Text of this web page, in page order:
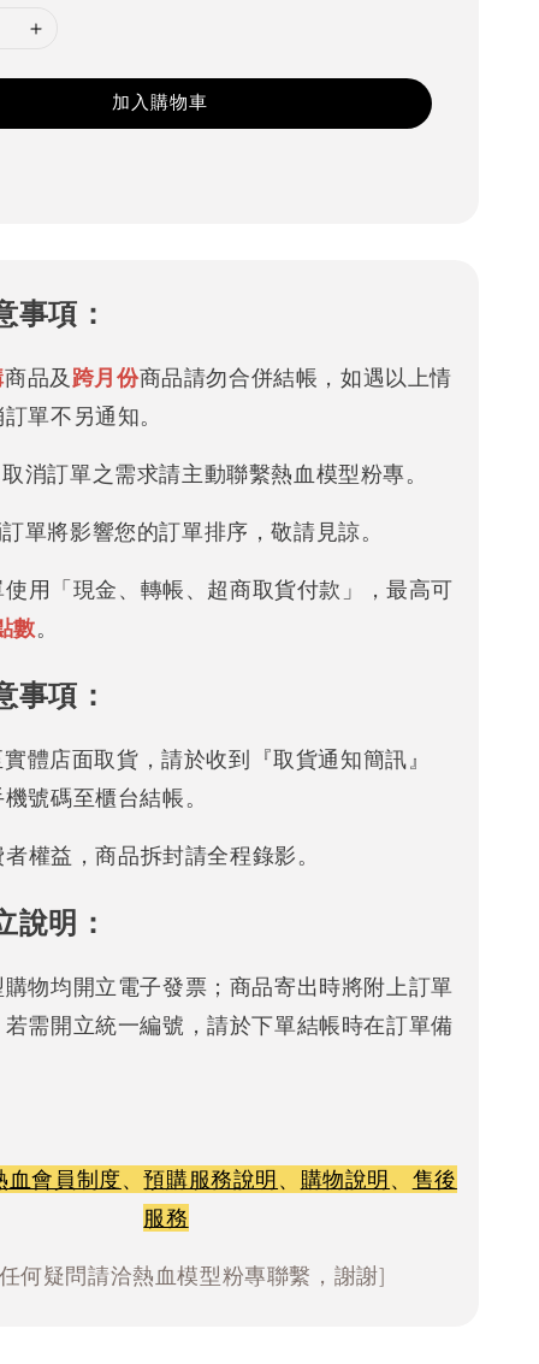
加入購物車
事項：
商品及 跨月份商品請勿合併結帳，如遇以上情
單不另通知。
消訂單之需求請主動聯繫熱血模型粉專。
單將影響您的訂單排序，敬請見諒。
用「現金、轉帳、超商取貨付款」，最高可
數。
事項：
體店面取貨，請於收到『取貨通知簡訊』
號碼至櫃台結帳。
權益，商品拆封請全程錄影。
說明：
物均開立電子發票；商品寄出時將附上訂單
需開立統一編號，請於下單結帳時在訂單備
血會員制度、預購服務說明、 購物說明、 售後
服務
何疑問請洽熱血模型粉專聯繫，謝謝]